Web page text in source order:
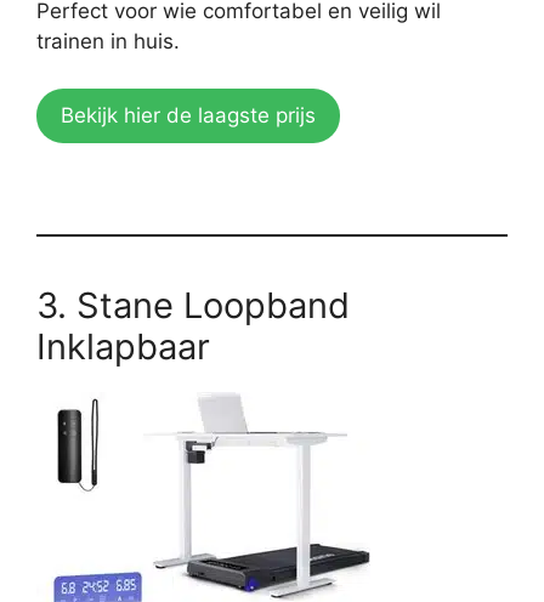
Perfect voor wie comfortabel en veilig wil
trainen in huis.
Bekijk hier de laagste prijs
3. Stane Loopband
Inklapbaar